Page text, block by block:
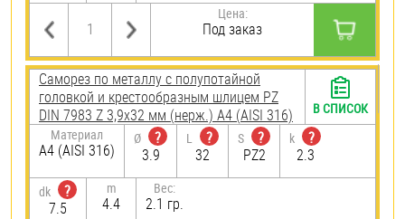
Цена:
Под заказ
Саморез по металлу с полупотайной
головкой и крестообразным шлицем PZ
DIN 7983 Z 3,9х32 мм (нерж.) A4 (AISI 316)
Материал
A4 (AISI 316)
Ø
?
3.9
L
?
32
S
?
PZ2
k
?
2.3
dk
?
7.5
m
4.4
Вес:
2.1 гр.
В СПИСОК